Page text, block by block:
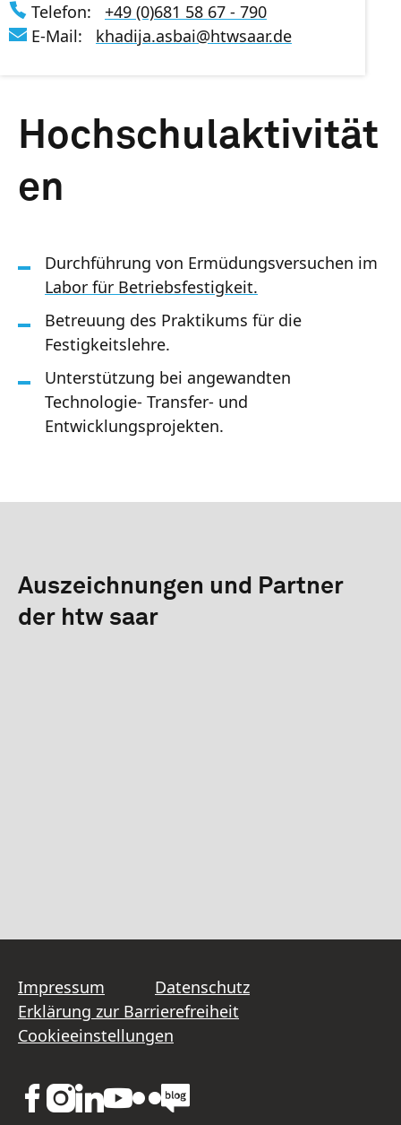
Telefon:
+49 (0)681 58 67 - 790
E-Mail:
khadija.asbai@htwsaar.de
Hochschulaktivität
en
Durchführung von Ermüdungsversuchen im
Labor für Betriebsfestigkeit.
Betreuung des Praktikums für die
Festigkeitslehre.
Unterstützung bei angewandten
Technologie- Transfer- und
Entwicklungsprojekten.
Auszeichnungen und Partner
der htw saar
Impressum
Datenschutz
Erklärung zur Barrierefreiheit
Cookieeinstellungen